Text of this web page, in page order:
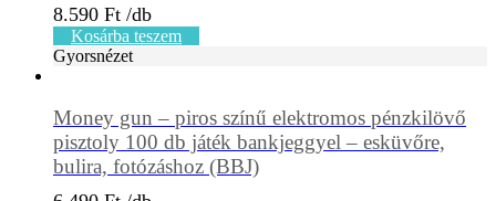
8.590 Ft
Kosárba teszem
Gyorsnézet
Money gun – piros színű elektromos pénzkilövő
pisztoly 100 db játék bankjeggyel – esküvőre,
bulira, fotózáshoz (BBJ)